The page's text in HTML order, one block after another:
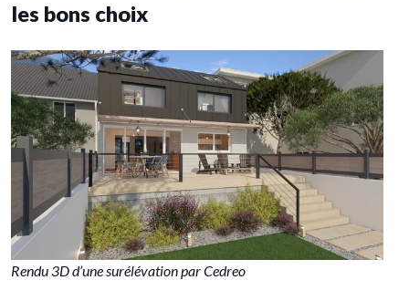
les bons choix
Rendu 3D d’une surélévation par Cedreo